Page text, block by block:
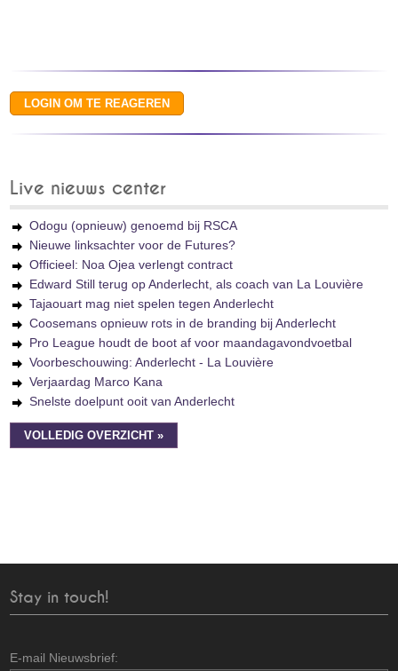
Live nieuws center
Odogu (opnieuw) genoemd bij RSCA
Nieuwe linksachter voor de Futures?
Officieel: Noa Ojea verlengt contract
Edward Still terug op Anderlecht, als coach van La Louvière
Tajaouart mag niet spelen tegen Anderlecht
Coosemans opnieuw rots in de branding bij Anderlecht
Pro League houdt de boot af voor maandagavondvoetbal
Voorbeschouwing: Anderlecht - La Louvière
Verjaardag Marco Kana
Snelste doelpunt ooit van Anderlecht
VOLLEDIG OVERZICHT »
Stay in touch!
E-mail Nieuwsbrief: